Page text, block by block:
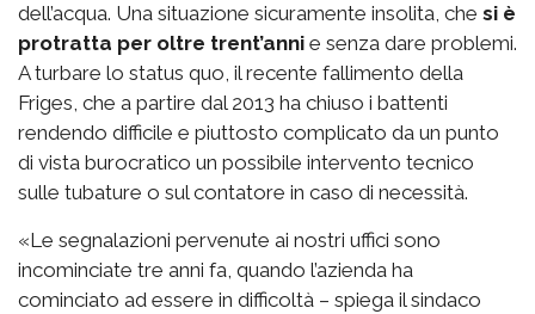
dell’acqua. Una situazione sicuramente insolita, che si è
protratta per oltre trent’anni e senza dare problemi.
A turbare lo status quo, il recente fallimento della
Friges, che a partire dal 2013 ha chiuso i battenti
rendendo difficile e piuttosto complicato da un punto
di vista burocratico un possibile intervento tecnico
sulle tubature o sul contatore in caso di necessità.
«Le segnalazioni pervenute ai nostri uffici sono
incominciate tre anni fa, quando l’azienda ha
cominciato ad essere in difficoltà – spiega il sindaco